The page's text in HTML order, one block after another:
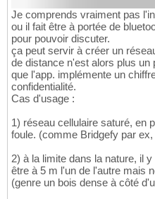
Je comprends vraiment pas
ou il fait être à portée de
pour pouvoir discuter.
ça peut servir à créer un
de distance n'est alors plus un
que l'app. implémente un
confidentialité.
Cas d'usage :
1) réseau cellulaire saturé, en
foule. (comme Bridgefy par
2) à la limite dans la nature, il
être à 5 m l'un de l'autre mais
(genre un bois dense à côté